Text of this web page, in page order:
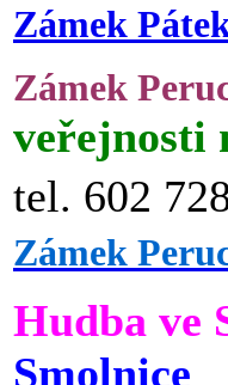
Zámek
Zámek
veřejnosti
tel. 602
Zámek
Hudba ve
Smolnice